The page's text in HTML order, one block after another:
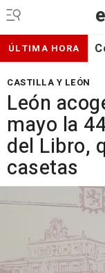
ÚLTIMA HORA
CASTILLA Y LEÓN
León
mayo la
del Libro,
casetas